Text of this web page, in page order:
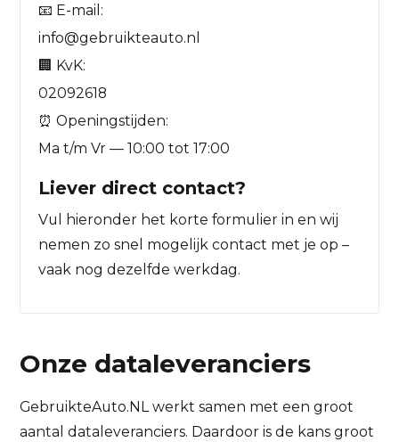
📧 E-mail:
info@gebruikteauto.nl
🏢 KvK:
02092618
⏰ Openingstijden:
Ma t/m Vr — 10:00 tot 17:00
Liever direct contact?
Vul hieronder het korte formulier in en wij
nemen zo snel mogelijk contact met je op –
vaak nog dezelfde werkdag.
Onze dataleveranciers
GebruikteAuto.NL werkt samen met een groot
aantal dataleveranciers. Daardoor is de kans groot